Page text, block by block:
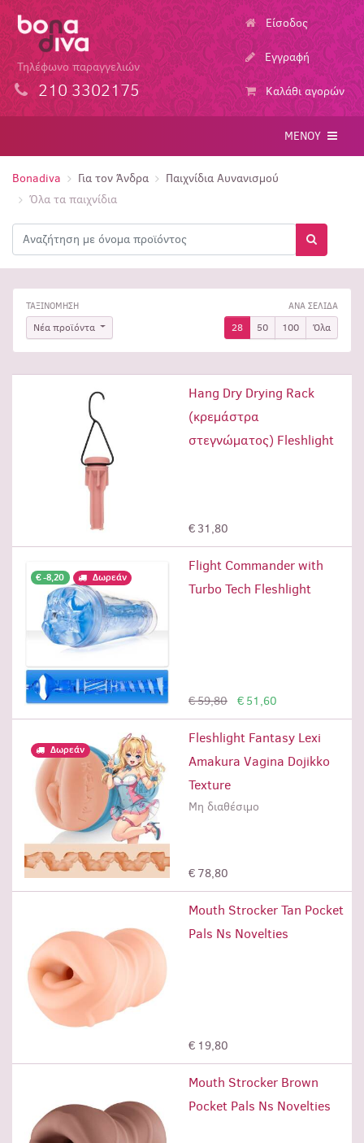
Τηλέφωνο παραγγελιών
210 3302175
Είσοδος
Εγγραφή
Καλάθι αγορών
ΜΕΝΟΥ
Bonadiva Για τον Άνδρα
Παιχνίδια Αυνανισμού
Όλα τα παιχνίδια
Αναζήτηση
ΤΑΞΙΝΟΜΗΣΗ
Νέα προϊόντα
ΑΝΑ ΣΕΛΙΔΑ
28 50 100 Όλα
Hang Dry Drying Rack
(κρεμάστρα
στεγνώματος) Fleshlight
€ 31,80
€ -8,20 Δωρεάν
Προσθήκη
Flight Commander with
Turbo Tech Fleshlight
€ 59,80 € 51,60
Δωρεάν
Μη διαθέσιμο
Fleshlight Fantasy Lexi
Amakura Vagina Dojikko
Texture
Μη διαθέσιμο
€ 78,80
Προσθήκη
Mouth Strocker Tan Pocket
Pals Ns Novelties
€ 19,80
Mouth Strocker Brown
Pocket Pals Ns Novelties